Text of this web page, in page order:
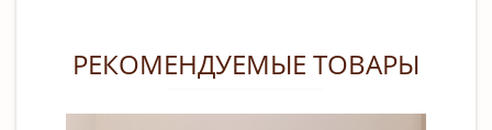
РЕКОМЕНДУЕМЫЕ ТОВАРЫ